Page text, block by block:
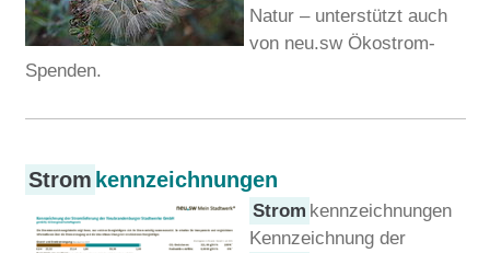
Natur – unterstützt auch
von neu.sw Ökostrom-
Spenden.
Strom kennzeichnungen
Strom kennzeichnungen
Kennzeichnung der